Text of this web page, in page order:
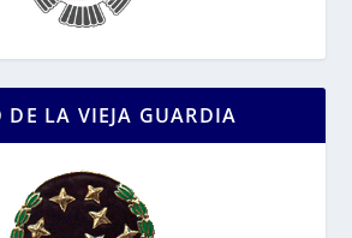
LA VIEJA GUARDIA